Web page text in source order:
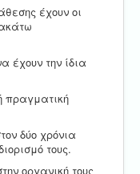
έχουν οι
έχουν την ίδια
πραγματική
δύο χρόνια
τους.
οργανική τους